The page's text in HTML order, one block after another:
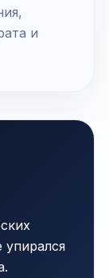
и
упирался